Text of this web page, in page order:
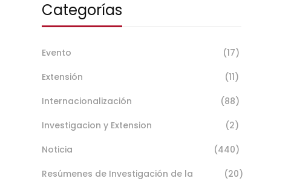
Categorías
Evento
(17)
Extensión
(11)
Internacionalización
(88)
Investigacion y Extension
(2)
Noticia
(440)
Resúmenes de Investigación de la
(20)